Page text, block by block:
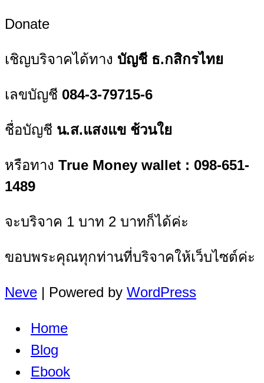
Donate
เชิญบริจาคได้ทาง บัญชี ธ.กสิกรไทย
เลขบัญชี 084-3-79715-6
ชื่อบัญชี น.ส.แสงแข ช้วนใย
หรือทาง True Money wallet : 098-651-
1489
จะบริจาค 1 บาท 2 บาทก็ได้ค่ะ
ขอบพระคุณทุกท่านที่บริจาคให้เว็บไซต์ค่ะ
Neve | Powered by WordPress
Home
Blog
Ebook